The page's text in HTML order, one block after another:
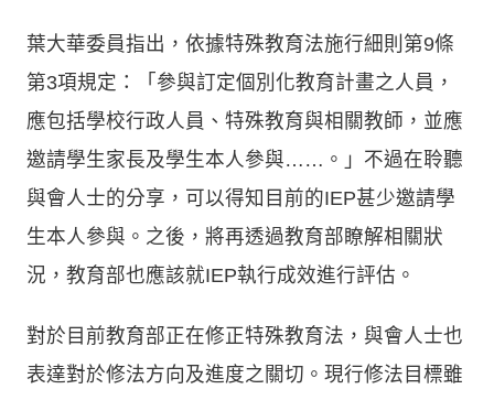
葉大華委員指出，依據特殊教育法施行細則第9條
第3項規定：「參與訂定個別化教育計畫之人員，
應包括學校行政人員、特殊教育與相關教師，並應
邀請學生家長及學生本人參與……。」不過在聆聽
與會人士的分享，可以得知目前的IEP甚少邀請學
生本人參與。之後，將再透過教育部瞭解相關狀
況，教育部也應該就IEP執行成效進行評估。
對於目前教育部正在修正特殊教育法，與會人士也
表達對於修法方向及進度之關切。現行修法目標雖